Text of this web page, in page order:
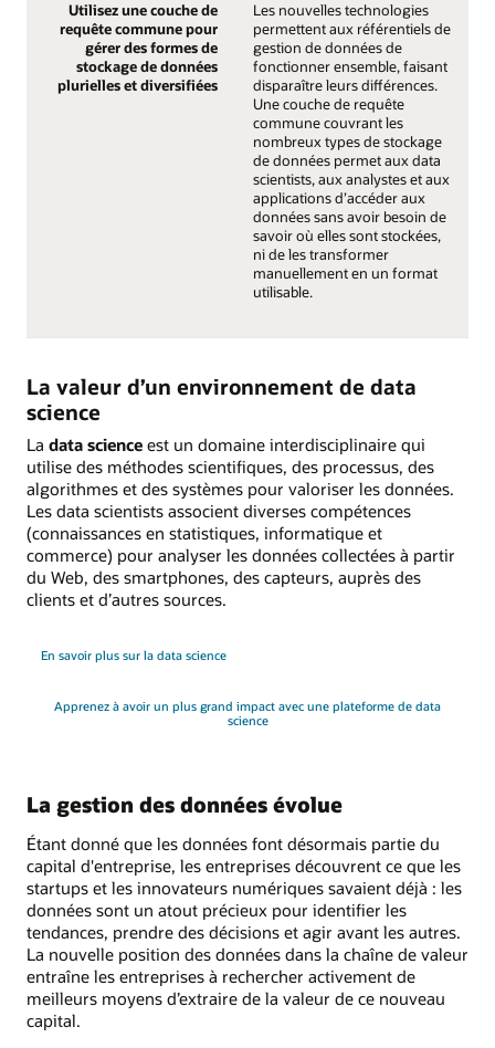
Utilisez une couche de
requête commune pour
gérer des formes de
stockage de données
plurielles et diversifiées
Les nouvelles technologies
permettent aux référentiels de
gestion de données de
fonctionner ensemble, faisant
disparaître leurs différences.
Une couche de requête
commune couvrant les
nombreux types de stockage
de données permet aux data
scientists, aux analystes et aux
applications d’accéder aux
données sans avoir besoin de
savoir où elles sont stockées,
ni de les transformer
manuellement en un format
utilisable.
La valeur d’un environnement de data
science
La data science est un domaine interdisciplinaire qui
utilise des méthodes scientifiques, des processus, des
algorithmes et des systèmes pour valoriser les données.
Les data scientists associent diverses compétences
(connaissances en statistiques, informatique et
commerce) pour analyser les données collectées à partir
du Web, des smartphones, des capteurs, auprès des
clients et d’autres sources.
En savoir plus sur la data science
Apprenez à avoir un plus grand impact avec une plateforme de data
science
La gestion des données évolue
Étant donné que les données font désormais partie du
capital d'entreprise, les entreprises découvrent ce que les
startups et les innovateurs numériques savaient déjà : les
données sont un atout précieux pour identifier les
tendances, prendre des décisions et agir avant les autres.
La nouvelle position des données dans la chaîne de valeur
entraîne les entreprises à rechercher activement de
meilleurs moyens d’extraire de la valeur de ce nouveau
capital.